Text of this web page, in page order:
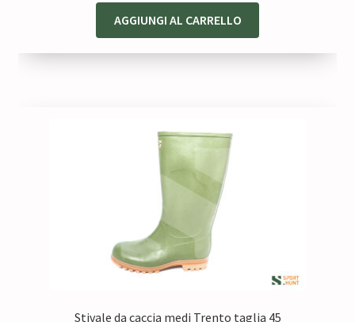
AGGIUNGI AL CARRELLO
Stivale da caccia medi Trento taglia 45